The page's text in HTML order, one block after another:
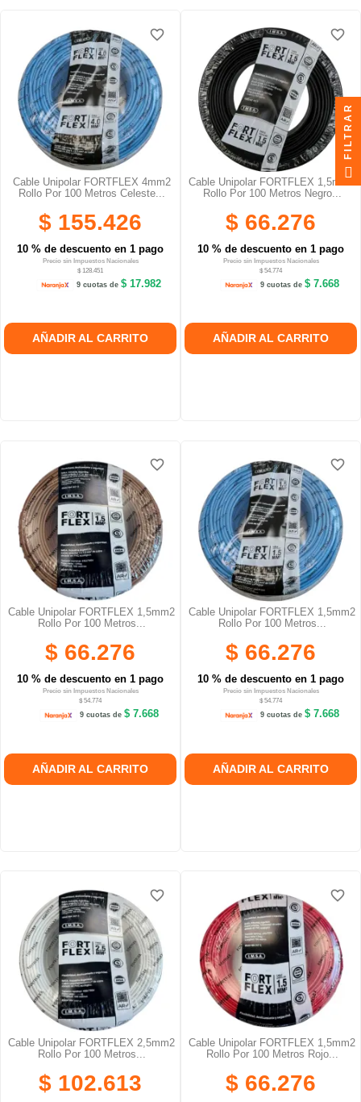
Cable Unipolar FORTFLEX 4mm2
Rollo Por 100 Metros Celeste...
$ 155.426
10 % de descuento en 1 pago
Precio sin Impuestos Nacionales
$ 128.451
9 cuotas de$ 17.982
AÑADIR AL CARRITO
favorite_border
favorite_border
favorite_border
Cable Unipolar FORTFLEX 1,5mm2
Rollo Por 100 Metros Negro...
$ 66.276
10 % de descuento en 1 pago
Precio sin Impuestos Nacionales
$ 54.774
9 cuotas de $ 7.668
AÑADIR AL CARRITO
favorite_border
favorite_border
favorite_border
Cable Unipolar FORTFLEX 1,5mm2
Rollo Por 100 Metros...
$ 66.276
10 % de descuento en 1 pago
Precio sin Impuestos Nacionales
$ 54.774
9 cuotas de $ 7.668
AÑADIR AL CARRITO
favorite_border
favorite_border
favorite_border
Cable Unipolar FORTFLEX 1,5mm2
Rollo Por 100 Metros...
$ 66.276
10 % de descuento en 1 pago
Precio sin Impuestos Nacionales
$ 54.774
9 cuotas de $ 7.668
AÑADIR AL CARRITO
favorite_border
favorite_border
favorite_border
Cable Unipolar FORTFLEX 2,5mm2
Rollo Por 100 Metros...
$ 102.613
favorite_border
favorite_border
favorite_border
Cable Unipolar FORTFLEX 1,5mm2
Rollo Por 100 Metros Rojo...
$ 66.276
favorite_border
favorite_border
favorite_border
FILTRAR